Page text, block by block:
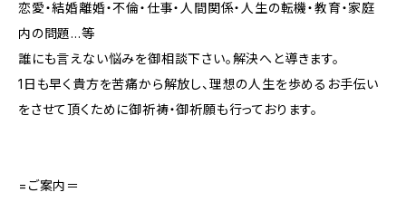
恋愛・結婚離婚・不倫・仕事・人間関係・人生の転機・教育・家庭
内の問題…等
誰にも言えない悩みを御相談下さい。解決へと導きます。
1日も早く貴方を苦痛から解放し、理想の人生を歩めるお手伝い
をさせて頂くために御祈祷・御祈願も行っております。
=ご案内＝